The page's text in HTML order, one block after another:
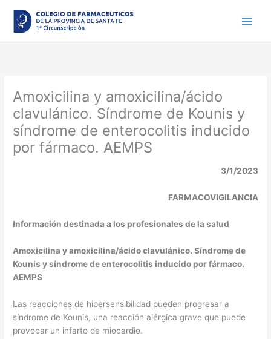
contenido
Amoxicilina y amoxicilina/ácido
clavulánico. Síndrome de Kounis y
síndrome de enterocolitis inducido
por fármaco. AEMPS
3/1/2023
FARMACOVIGILANCIA
Información destinada a los profesionales de la salud
Amoxicilina y amoxicilina/ácido clavulánico. Síndrome de
Kounis y síndrome de enterocolitis inducido por fármaco.
AEMPS
Las reacciones de hipersensibilidad pueden progresar a
síndrome de Kounis, una reacción alérgica grave que puede
provocar un infarto de miocardio.